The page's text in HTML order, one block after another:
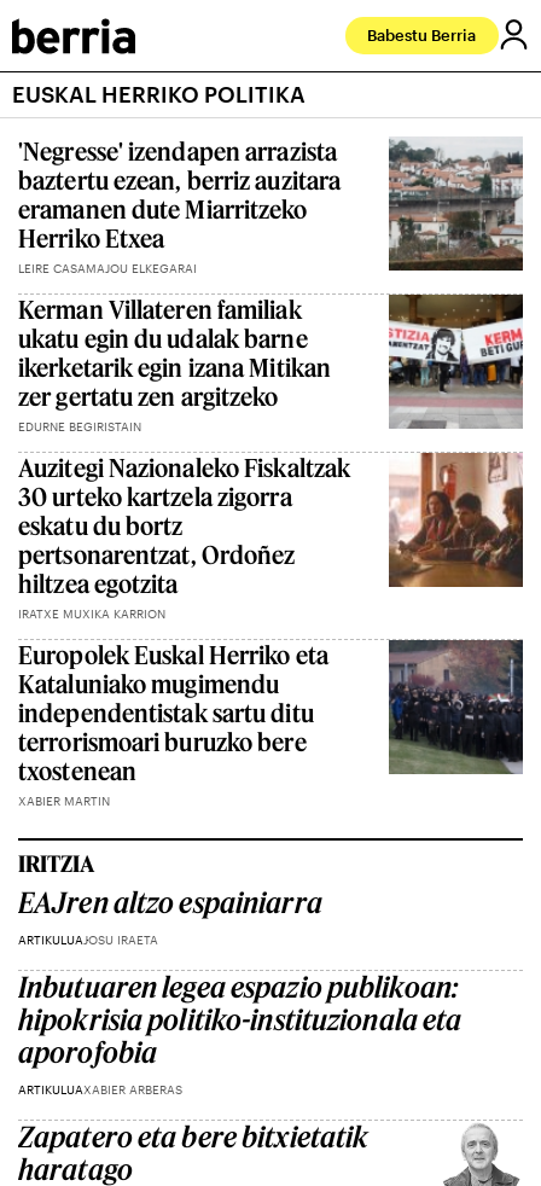
Babestu Berria
EUSKAL HERRIKO POLITIKA
'Negresse' izendapen arrazista
baztertu ezean, berriz auzitara
eramanen dute Miarritzeko
Herriko Etxea
LEIRE CASAMAJOU ELKEGARAI
Kerman Villateren familiak
ukatu egin du udalak barne
ikerketarik egin izana Mitikan
zer gertatu zen argitzeko
EDURNE BEGIRISTAIN
Auzitegi Nazionaleko Fiskaltzak
30 urteko kartzela zigorra
eskatu du bortz
pertsonarentzat, Ordoñez
hiltzea egotzita
IRATXE MUXIKA KARRION
Europolek Euskal Herriko eta
Kataluniako mugimendu
independentistak sartu ditu
terrorismoari buruzko bere
txostenean
XABIER MARTIN
IRITZIA
EAJren altzo espainiarra
ARTIKULUA JOSU IRAETA
Inbutuaren legea espazio publikoan:
hipokrisia politiko-instituzionala eta
aporofobia
ARTIKULUAXABIER ARBERAS
Zapatero eta bere bitxietatik
haratago